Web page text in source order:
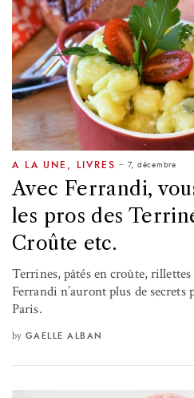
A LA UNE LIVRES 7, décembre
Avec Ferrandi,
les pros des
Croûte etc.
Terrines, pâtés en croûte,
Ferrandi n’auront plus de secrets
Paris.
by GAELLE ALBAN